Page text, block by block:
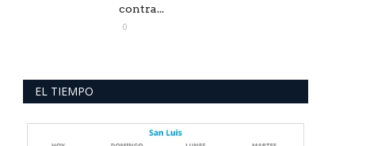
contra...
0
EL TIEMPO